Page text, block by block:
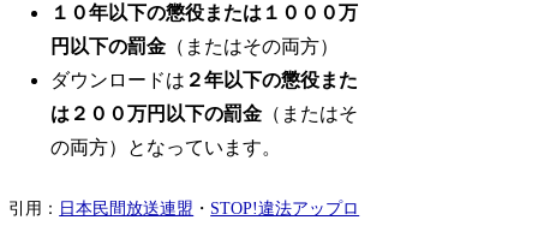
１０年以下の懲役または１０００万
円以下の罰金 （またはその両方）
ダウンロードは ２年以下の懲役また
は２００万円以下の罰金 （またはそ
の両方）となっています。
引用： 日本民間放送連盟 ・ STOP!違法アップロ